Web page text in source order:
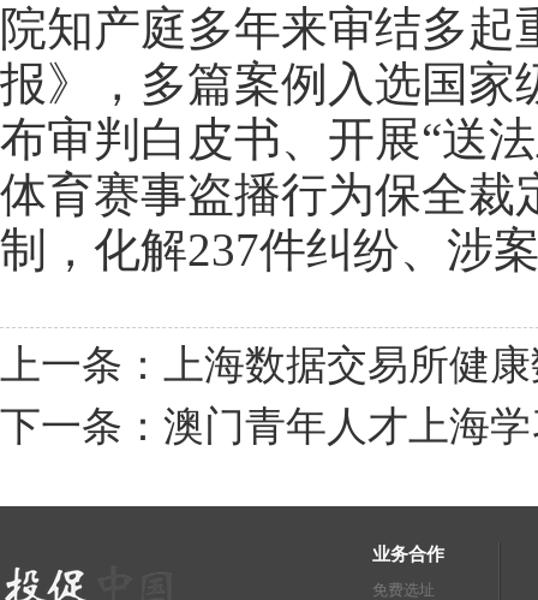
院知产庭多年来审结多
报》，多篇案例入选国家
布审判白皮书、开展“送
体育赛事盗播行为保全裁
制，化解237件纠纷、涉
上一条：上海数据交易所健
下一条：澳门青年人才上海
业务合作
免费选址